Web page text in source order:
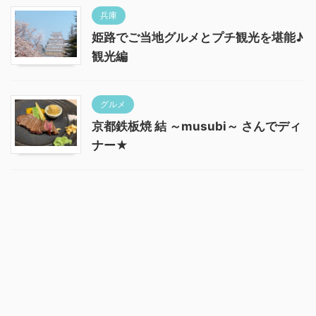
兵庫
姫路でご当地グルメとプチ観光を堪能♪
観光編
グルメ
京都鉄板焼 結 ～musubi～ さんでディ
ナー★